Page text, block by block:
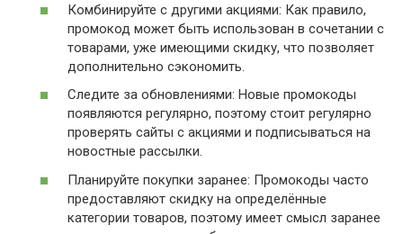
Комбинируйте с другими акциями: Как правило,
промокод может быть использован в сочетании с
товарами, уже имеющими скидку, что позволяет
дополнительно сэкономить.
Следите за обновлениями: Новые промокоды
появляются регулярно, поэтому стоит регулярно
проверять сайты с акциями и подписываться на
новостные рассылки.
Планируйте покупки заранее: Промокоды часто
предоставляют скидку на определённые
категории товаров, поэтому имеет смысл заранее